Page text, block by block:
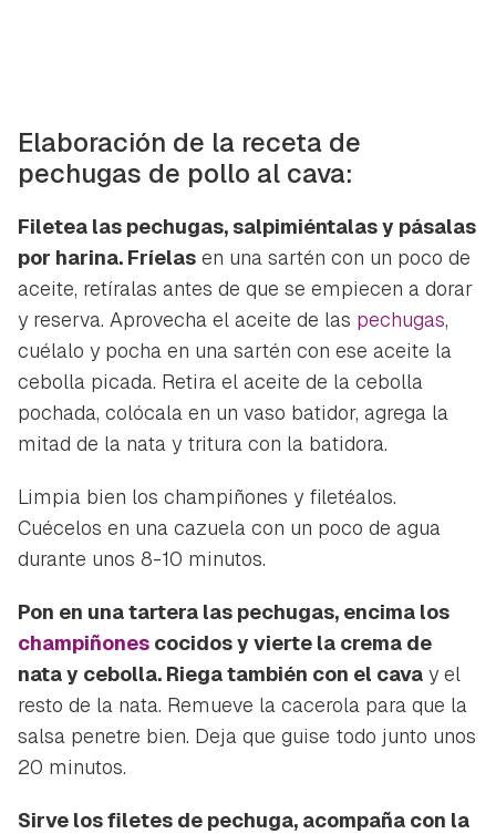
Elaboración de la receta de
pechugas de pollo al cava:
Filetea las pechugas, salpimiéntalas y pásalas
por harina. Fríelas en una sartén con un poco de
aceite, retíralas antes de que se empiecen a dorar
y reserva. Aprovecha el aceite de las pechugas,
cuélalo y pocha en una sartén con ese aceite la
cebolla picada. Retira el aceite de la cebolla
pochada, colócala en un vaso batidor, agrega la
mitad de la nata y tritura con la batidora.
Limpia bien los champiñones y filetéalos.
Cuécelos en una cazuela con un poco de agua
durante unos 8-10 minutos.
Pon en una tartera las pechugas, encima los
champiñones cocidos y vierte la crema de
nata y cebolla. Riega también con el cava y el
resto de la nata. Remueve la cacerola para que la
salsa penetre bien. Deja que guise todo junto unos
20 minutos.
Sirve los filetes de pechuga, acompaña con la